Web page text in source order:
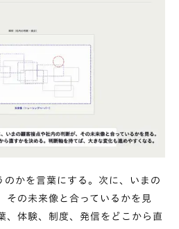
のかを言葉にする。次に、いまの
その未来像と合っているかを見
、体験、制度、発信をどこから直